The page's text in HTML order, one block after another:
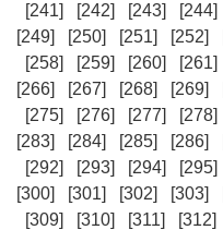
[241]
[242] [243] [244]
[249]
[250] [251] [252]
[258]
[259] [260] [261]
[266]
[267] [268] [269]
[275]
[276] [277] [278]
[283]
[284] [285] [286]
[292]
[293] [294] [295]
[300]
[301] [302] [303]
[309]
[310] [311] [312]